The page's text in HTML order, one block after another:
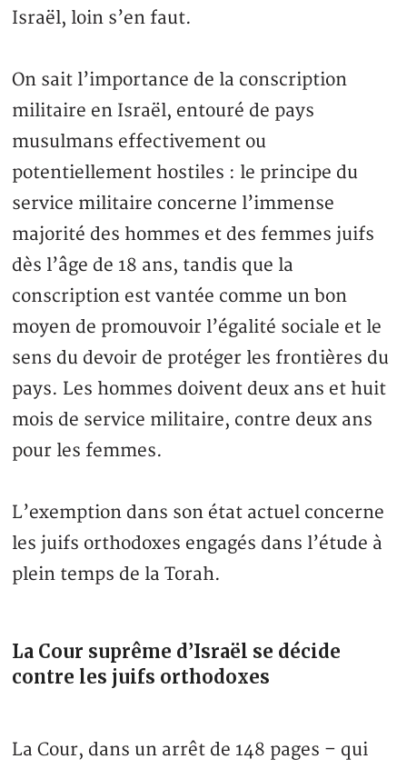
Israël, loin s’en faut.
On sait l’importance de la conscription
militaire en Israël, entouré de pays
musulmans effectivement ou
potentiellement hostiles : le principe du
service militaire concerne l’immense
majorité des hommes et des femmes juifs
dès l’âge de 18 ans, tandis que la
conscription est vantée comme un bon
moyen de promouvoir l’égalité sociale et le
sens du devoir de protéger les frontières du
pays. Les hommes doivent deux ans et huit
mois de service militaire, contre deux ans
pour les femmes.
L’exemption dans son état actuel concerne
les juifs orthodoxes engagés dans l’étude à
plein temps de la Torah.
La Cour suprême d’Israël se décide
contre les juifs orthodoxes
La Cour, dans un arrêt de 148 pages – qui